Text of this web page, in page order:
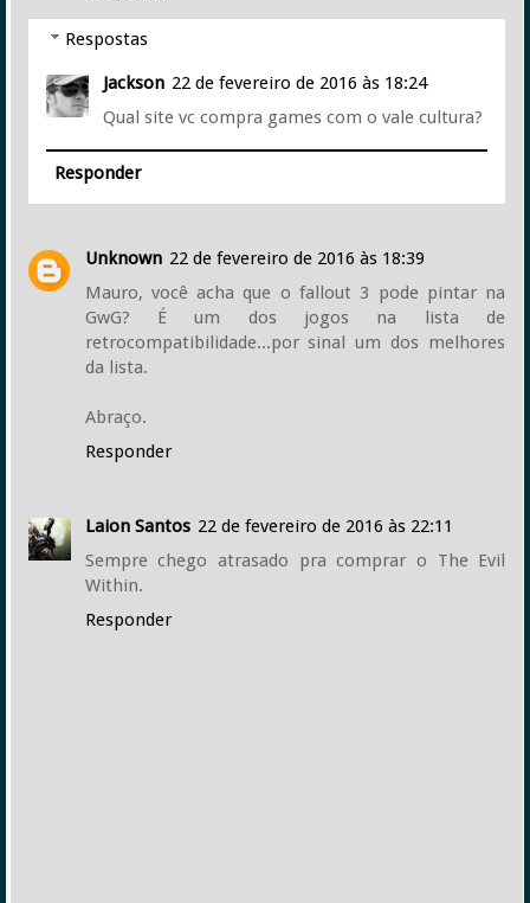
Respostas
Jackson 22 de fevereiro de 2016 às 18:24
Qual site vc compra games com o vale cultura?
Responder
Unknown 22 de fevereiro de 2016 às 18:39
Mauro, você acha que o fallout 3 pode pintar na
GwG? É um dos jogos na lista de
retrocompatibilidade...por sinal um dos melhores
da lista.
Abraço.
Responder
Laion Santos 22 de fevereiro de 2016 às 22:11
Sempre chego atrasado pra comprar o The Evil
Within.
Responder